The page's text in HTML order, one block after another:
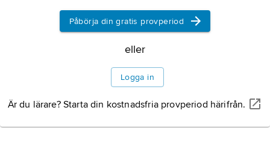
Påbörja din gratis provperiod
eller
Logga in
Är du lärare? Starta din kostnadsfria provperiod härifrån.